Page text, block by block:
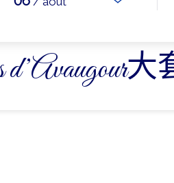
d’Avaugour